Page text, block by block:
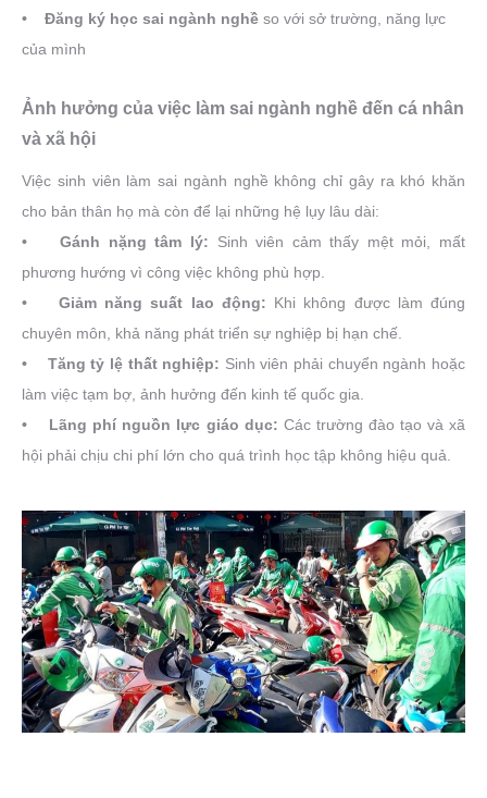
• Đăng ký học sai ngành nghề so với sở trường, năng lực
của mình
Ảnh hưởng của việc làm sai ngành nghề đến cá nhân
và xã hội
Việc sinh viên làm sai ngành nghề không chỉ gây ra khó khăn
cho bản thân họ mà còn để lại những hệ lụy lâu dài:
• Gánh nặng tâm lý: Sinh viên cảm thấy mệt mỏi, mất
phương hướng vì công việc không phù hợp.
• Giảm năng suất lao động: Khi không được làm đúng
chuyên môn, khả năng phát triển sự nghiệp bị hạn chế.
• Tăng tỷ lệ thất nghiệp: Sinh viên phải chuyển ngành hoặc
làm việc tạm bợ, ảnh hưởng đến kinh tế quốc gia.
• Lãng phí nguồn lực giáo dục: Các trường đào tạo và xã
hội phải chịu chi phí lớn cho quá trình học tập không hiệu quả.